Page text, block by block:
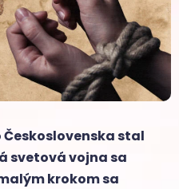
stal
svetová vojna sa
krokom sa